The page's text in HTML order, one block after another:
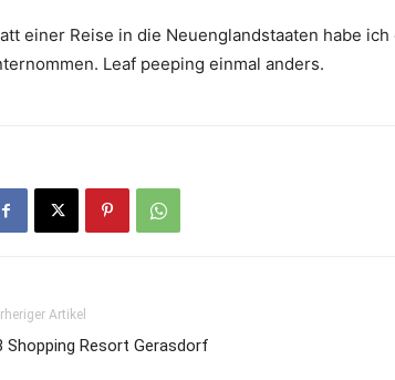
einer Reise in die Neuenglandstaaten habe
Leaf peeping einmal anders.
Artikel
Shopping Resort Gerasdorf